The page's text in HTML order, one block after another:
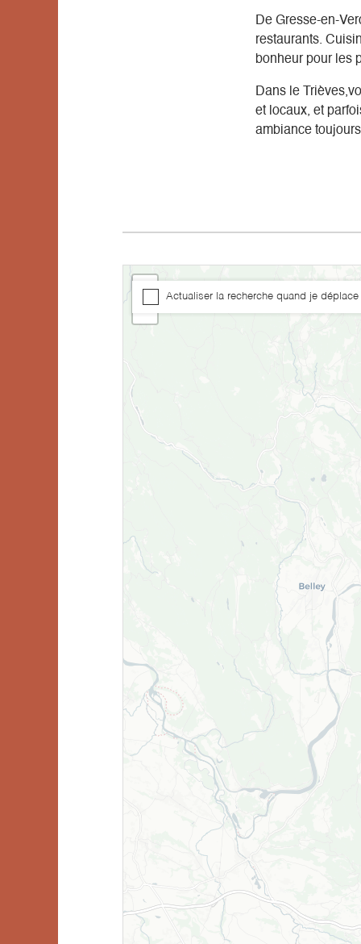
De Gresse-en-
restaurants.
bonheur pour les
Dans le
et locaux, et
ambiance
+
−
Actualiser la recherche quand je déplace